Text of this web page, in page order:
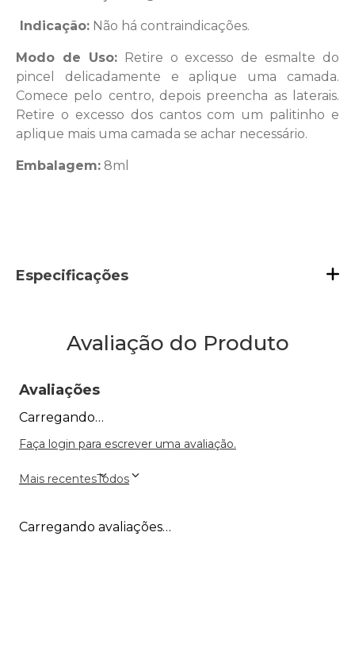
Indicação: Não há contraindicações.
Modo de Uso:Retire o excesso de esmalte do
pincel delicadamente e aplique uma camada.
Comece pelo centro, depois preencha as laterais.
Retire o excesso dos cantos com um palitinho e
aplique mais uma camada se achar necessário.
Embalagem: 8ml
Especificações
Avaliação do Produto
Avaliações
Carregando…
Faça login para escrever uma avaliação.
Mais recentesTodos
Carregando avaliações…